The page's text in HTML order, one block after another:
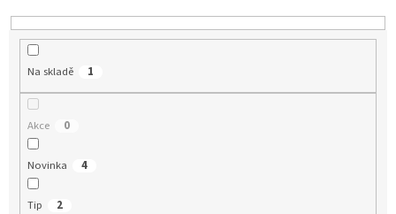
o
Na skladě 1
Akce 0
Novinka 4
Tip 2